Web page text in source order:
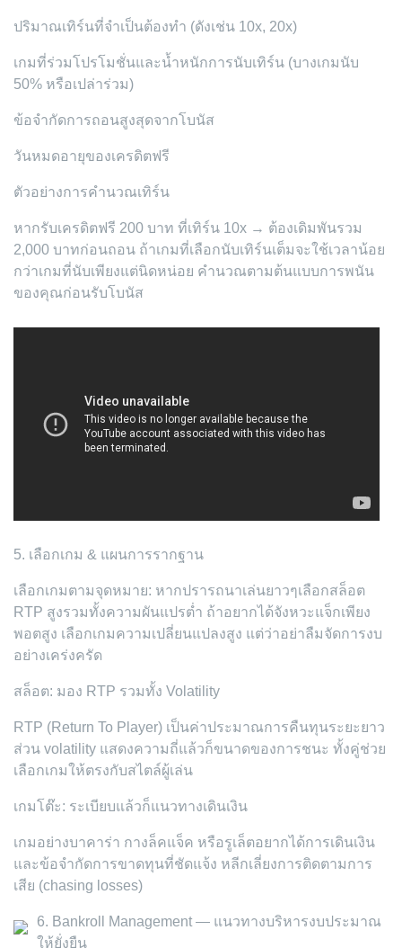
ปริมาณเทิร์นที่จำเป็นต้องทำ (ดังเช่น 10x, 20x)
เกมที่ร่วมโปรโมชั่นและน้ำหนักการนับเทิร์น (บางเกมนับ
50% หรือเปล่าร่วม)
ข้อจำกัดการถอนสูงสุดจากโบนัส
วันหมดอายุของเครดิตฟรี
ตัวอย่างการคำนวณเทิร์น
หากรับเครดิตฟรี 200 บาท ที่เทิร์น 10x → ต้องเดิมพันรวม
2,000 บาทก่อนถอน ถ้าเกมที่เลือกนับเทิร์นเต็มจะใช้เวลาน้อย
กว่าเกมที่นับเพียงแต่นิดหน่อย คำนวณตามต้นแบบการพนัน
ของคุณก่อนรับโบนัส
5. เลือกเกม & แผนการรากฐาน
เลือกเกมตามจุดหมาย: หากปรารถนาเล่นยาวๆเลือกสล็อต
RTP สูงรวมทั้งความผันแปรต่ำ ถ้าอยากได้จังหวะแจ็กเพียง
พอตสูง เลือกเกมความเปลี่ยนแปลงสูง แต่ว่าอย่าลืมจัดการงบ
อย่างเคร่งครัด
สล็อต: มอง RTP รวมทั้ง Volatility
RTP (Return To Player) เป็นค่าประมาณการคืนทุนระยะยาว
ส่วน volatility แสดงความถี่แล้วก็ขนาดของการชนะ ทั้งคู่ช่วย
เลือกเกมให้ตรงกับสไตล์ผู้เล่น
เกมโต๊ะ: ระเบียบแล้วก็แนวทางเดินเงิน
เกมอย่างบาคาร่า กางล็คแจ็ค หรือรูเล็ตอยากได้การเดินเงิน
และข้อจำกัดการขาดทุนที่ชัดแจ้ง หลีกเลี่ยงการติดตามการ
เสีย (chasing losses)
6. Bankroll Management — แนวทางบริหารงบประมาณ
ให้ยั่งยืน